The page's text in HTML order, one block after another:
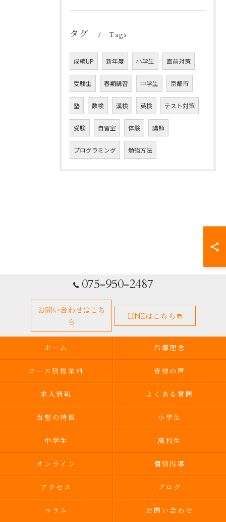
タグ Tags
成績UP 新年度 小学生 直前対策
受験生 春期講習 中学生 京都市
塾 数検 漢検 英検 テスト対策
受験 自習室 体験 講師
プログラミング 勉強方法
075-950-2487
お問い合わせはこち
ら
LINEはこちら
ホーム 指導理念
コース別授業料 皆様の声
求人情報 よくある質問
当塾の特徴 小学生
中学生 高校生
オンライン 個別指導
アクセス ブログ
コラム お問い合わせ